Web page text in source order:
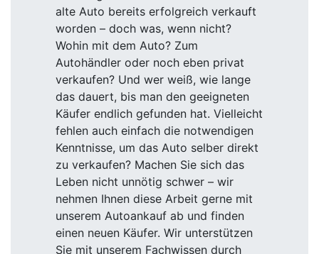
alte Auto bereits erfolgreich verkauft
worden – doch was, wenn nicht?
Wohin mit dem Auto? Zum
Autohändler oder noch eben privat
verkaufen? Und wer weiß, wie lange
das dauert, bis man den geeigneten
Käufer endlich gefunden hat. Vielleicht
fehlen auch einfach die notwendigen
Kenntnisse, um das Auto selber direkt
zu verkaufen? Machen Sie sich das
Leben nicht unnötig schwer – wir
nehmen Ihnen diese Arbeit gerne mit
unserem Autoankauf ab und finden
einen neuen Käufer. Wir unterstützen
Sie mit unserem Fachwissen durch